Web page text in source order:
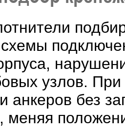
узлов.
анкеров без
меняя